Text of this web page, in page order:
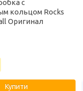
с
кольцом Rocks
Оригинал
Купити